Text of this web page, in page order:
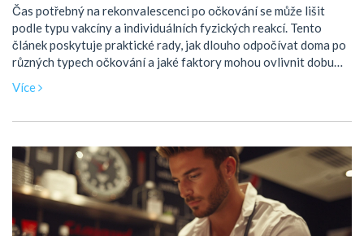
Čas potřebný na rekonvalescenci po očkování se může lišit
podle typu vakcíny a individuálních fyzických reakcí. Tento
článek poskytuje praktické rady, jak dlouho odpočívat doma po
různých typech očkování a jaké faktory mohou ovlivnit dobu
Více